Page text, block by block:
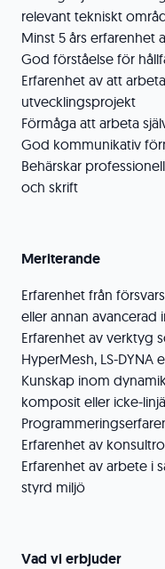
relevant tekniskt
Minst 5 års erfarenhet
God förståelse för
Erfarenhet av att
utvecklingsprojekt
Förmåga att arbeta
God kommunikativ
Behärskar
och skrift
Meriterande
Erfarenhet från
eller annan avancerad
Erfarenhet av verktyg
HyperMesh, LS-DYNA
Kunskap inom
komposit eller icke-
Erfarenhet av
Erfarenhet av arbete i
styrd miljö
Vad vi erbjuder